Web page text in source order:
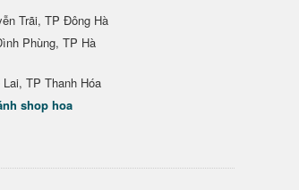
Trãi, TP Đông Hà
Phùng, TP Hà
Lai, TP Thanh Hóa
shop hoa